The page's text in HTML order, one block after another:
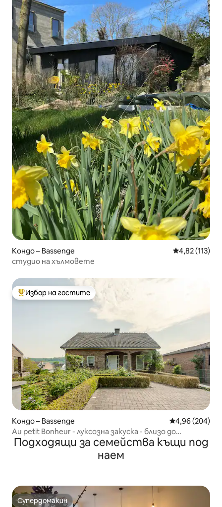
Кондо – Bassenge Средна
4,82 (113)
студио на хълмовете
Най-популярен избор на гостите
Избор на гостите
Кондо – Bassenge Средна
4,96 (204)
Au petit Bonheur - луксозна закуска - близо до
Маастрихт
Подходящи за семейства къщи под
наем
Супердомакин
Супердомакин